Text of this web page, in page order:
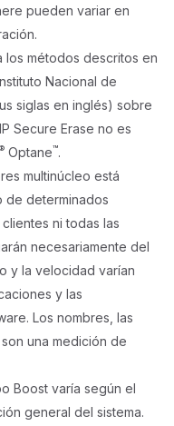
pueden variar en
los métodos descritos en
Nacional de
siglas en inglés) sobre
Secure Erase no es
® Optane™.
multinúcleo está
de determinados
ni todas las
necesariamente del
y la velocidad varían
y las
Los nombres, las
una medición de
Boost varía según el
general del sistema.